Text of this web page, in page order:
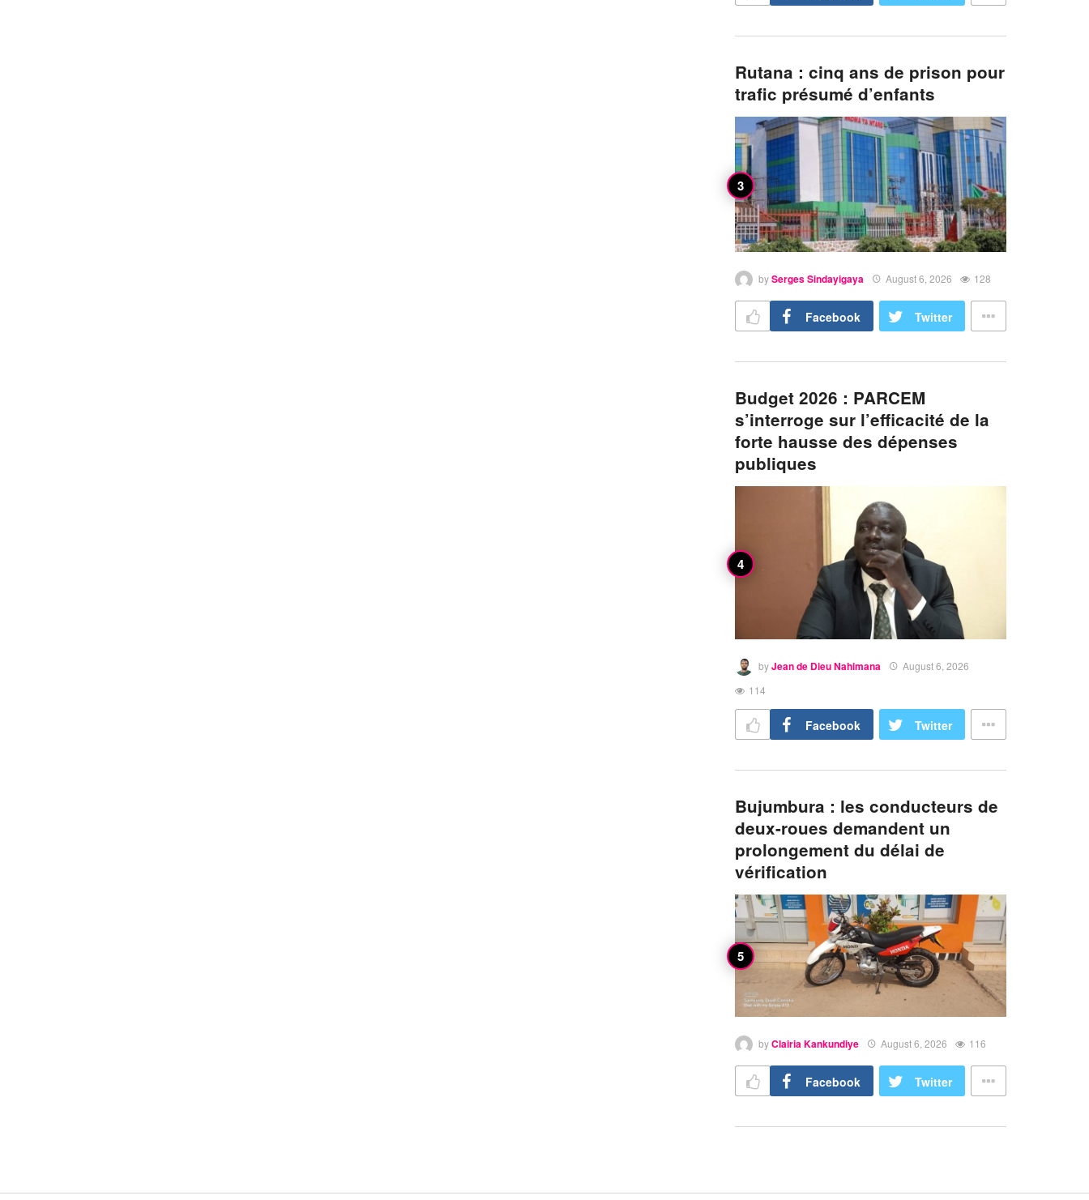
Rutana : cinq ans de prison pour
trafic présumé d’enfants
bySerges Sindayigaya August 6, 2026 128
Facebook Twitter
Budget 2026 : PARCEM
s’interroge sur l’efficacité de la
forte hausse des dépenses
publiques
byJean de Dieu Nahimana
August 6, 2026
114
Facebook Twitter
Bujumbura : les conducteurs de
deux-roues demandent un
prolongement du délai de
vérification
byClairia Kankundiye August 6, 2026 116
Facebook Twitter